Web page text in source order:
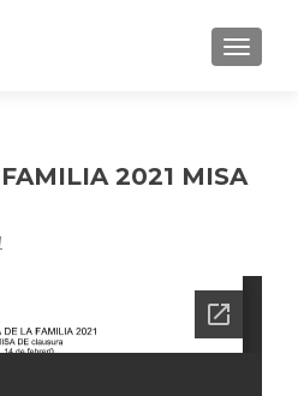
MENU
2021 MISA